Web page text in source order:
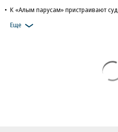
К «Алым парусам» пристраивают суд
Еще